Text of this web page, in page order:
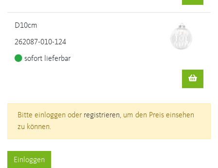
D10cm
262087-010-124
sofort lieferbar
Bitte einloggen oder registrieren, um den Preis einsehen
zu können.
Einloggen